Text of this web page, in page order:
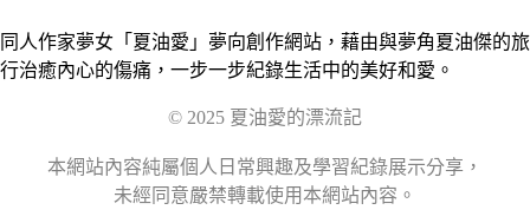
同人作家夢女「夏油愛」夢向創作網站，藉由與夢角夏油傑的旅
行治癒內心的傷痛，一步一步紀錄生活中的美好和愛。
© 2025 夏油愛的漂流記
本網站內容純屬個人日常興趣及學習紀錄展示分享，
未經同意嚴禁轉載使用本網站內容。